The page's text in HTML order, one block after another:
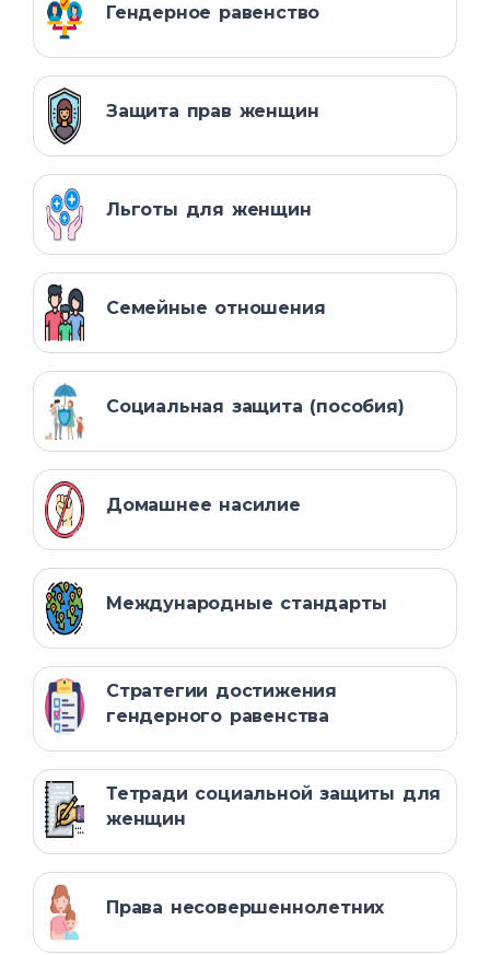
Гендерное равенство
Защита прав женщин
Льготы для женщин
Семейные отношения
Социальная защита (пособия)
Домашнее насилие
Международные стандарты
Стратегии достижения
гендерного равенства
Тетради социальной защиты для
женщин
Права несовершеннолетних